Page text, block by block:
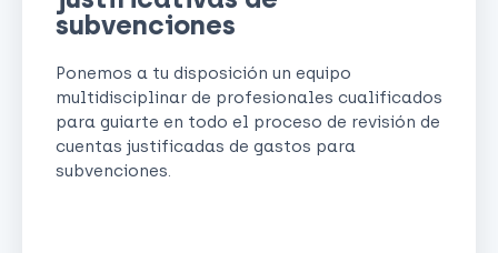
subvenciones
Ponemos a tu disposición un equipo
multidisciplinar de profesionales cualificados
para guiarte en todo el proceso de revisión de
cuentas justificadas de gastos para
subvenciones.